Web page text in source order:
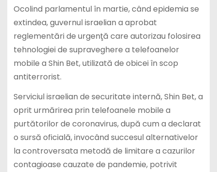
Ocolind parlamentul în martie, când epidemia se
extindea, guvernul israelian a aprobat
reglementări de urgenţă care autorizau folosirea
tehnologiei de supraveghere a telefoanelor
mobile a Shin Bet, utilizată de obicei în scop
antiterrorist.
Serviciul israelian de securitate internă, Shin Bet, a
oprit urmărirea prin telefoanele mobile a
purtătorilor de coronavirus, după cum a declarat
o sursă oficială, invocând succesul alternativelor
la controversata metodă de limitare a cazurilor
contagioase cauzate de pandemie, potrivit